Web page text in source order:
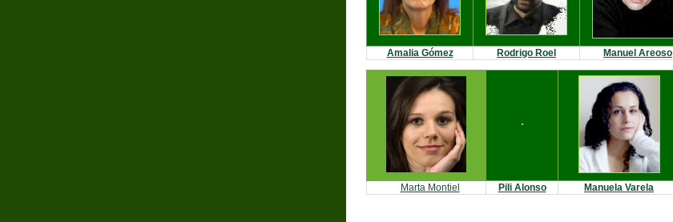
Amalia Gómez Rodrigo Roel Manuel Areoso
Marta Montiel Pili Alonso Manuela Varela